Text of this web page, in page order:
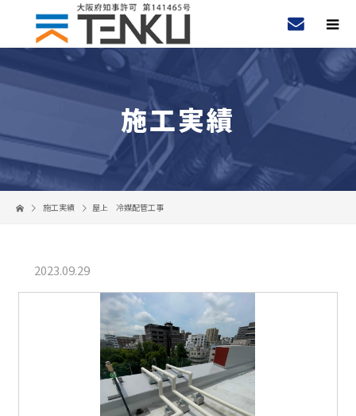
施工実績
施工実績 屋上 冷媒配管工事
2023.09.29